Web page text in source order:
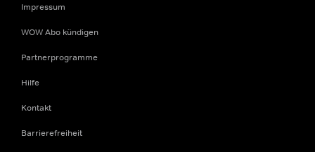
Impressum
WOW Abo kündigen
Partnerprogramme
Hilfe
Kontakt
Barrierefreiheit